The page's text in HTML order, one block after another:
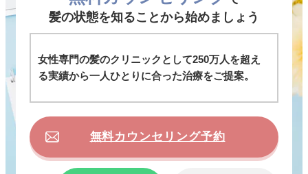
髪の状態を知ることから始めましょう
女性専門の髪のクリニックとして250万人を超え
る実績から一人ひとりに合った治療をご提案。
無料カウンセリング予約